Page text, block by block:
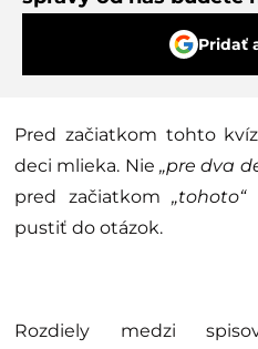
Pridať
Pred začiatkom tohto
deci mlieka. Nie „pre dva
pred začiatkom„tohoto“
pustiť do otázok.
Rozdiely medzi